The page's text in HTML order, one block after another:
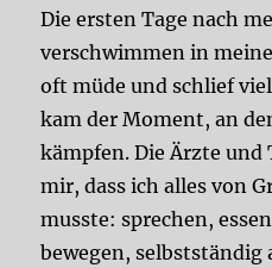
Die ersten Tage nach
verschwimmen in
oft müde und schlief
kam der Moment, an
kämpfen. Die Ärzte
mir, dass ich alles von
musste: sprechen,
bewegen, selbstständig